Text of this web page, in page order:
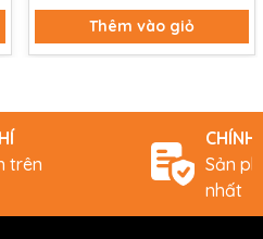
Thêm vào giỏ
trên
CHÍNH
Sản
nhất